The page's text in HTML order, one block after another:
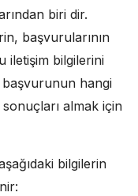
biri dir.
başvurularının
iletişim bilgilerini
hangi
almak için
bilgilerin